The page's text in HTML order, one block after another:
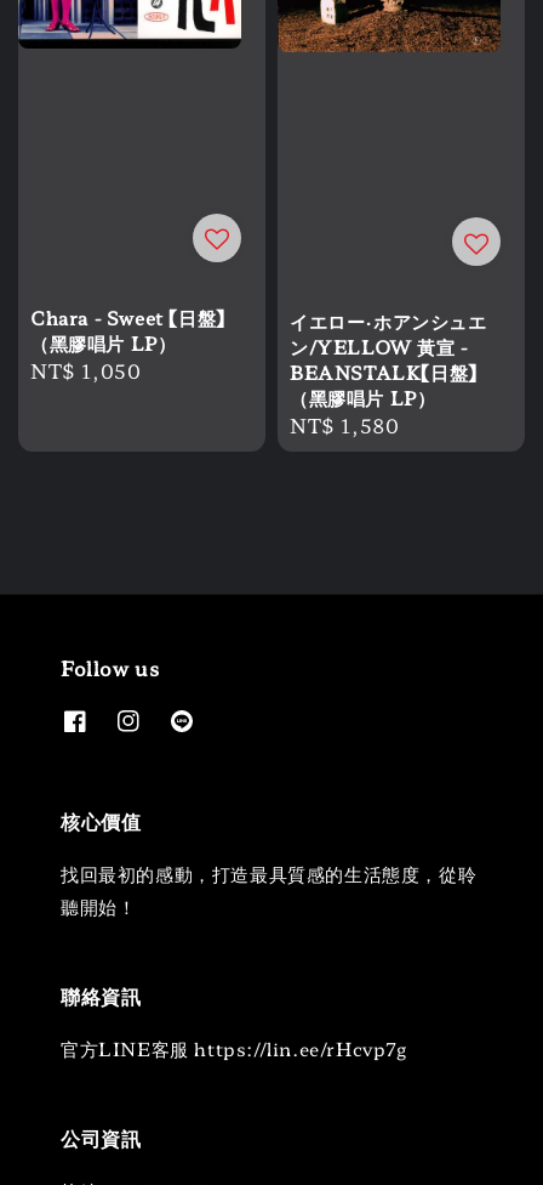
Chara - Sweet 【日盤】
（黑膠唱片 LP）
Regular
NT$ 1,050
イエロー・ホアンシュエ
ン/YELLOW 黃宣 -
BEANSTALK【日盤】
（黑膠唱片 LP）
Regular
price
NT$ 1,580
Follow us
核心價值
找回最初的感動，打造最具質感的生活態度，從聆
聽開始！
聯絡資訊
官方LINE客服 https://lin.ee/rHcvp7g
公司資訊